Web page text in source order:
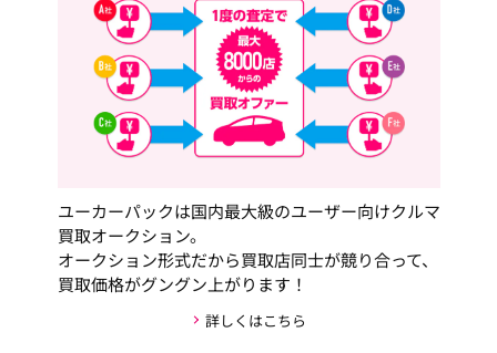
ユーカーパックは国内最大級のユーザー向けクルマ
買取オークション。
オークション形式だから買取店同士が競り合って、
買取価格がグングン上がります！
詳しくはこちら